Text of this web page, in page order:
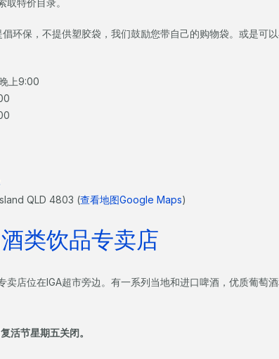
环保，不提供塑胶袋，我们鼓励您带自己的购物袋。或是可
上9:00
QLD 4803 (查看地图Google Maps)
类饮品专卖店
卖店位在IGA超市旁边。有一系列当地和进口啤酒，优质葡萄
活节星期五关闭。